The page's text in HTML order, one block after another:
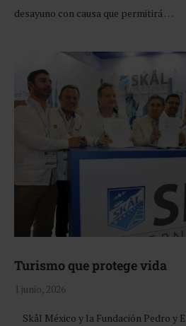
desayuno con causa que permitirá …
Turismo que protege vida
1 junio, 2026
Skål México y la Fundación Pedro y